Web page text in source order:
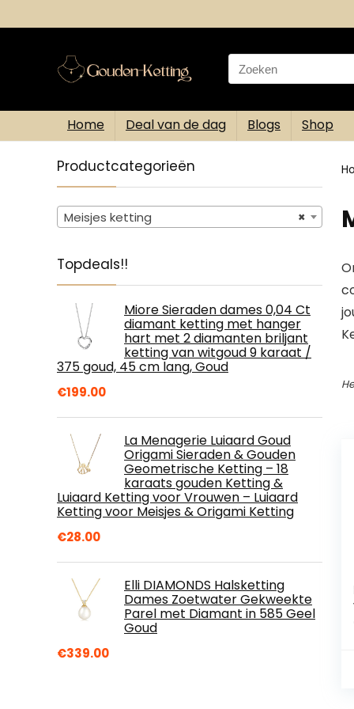
Search
for:
Home Deal van de dag Blogs Shop
Productcategorieën
×
Meisjes ketting
Topdeals!!
Miore Sieraden dames 0,04 Ct
diamant ketting met hanger
hart met 2 diamanten briljant
ketting van witgoud 9 karaat /
375 goud, 45 cm lang, Goud
€199.00
La Menagerie Luiaard Goud
Origami Sieraden & Gouden
Geometrische Ketting – 18
karaats gouden Ketting &
Luiaard Ketting voor Vrouwen – Luiaard
Ketting voor Meisjes & Origami Ketting
€28.00
Elli DIAMONDS Halsketting
Dames Zoetwater Gekweekte
Parel met Diamant in 585 Geel
Goud
€339.00